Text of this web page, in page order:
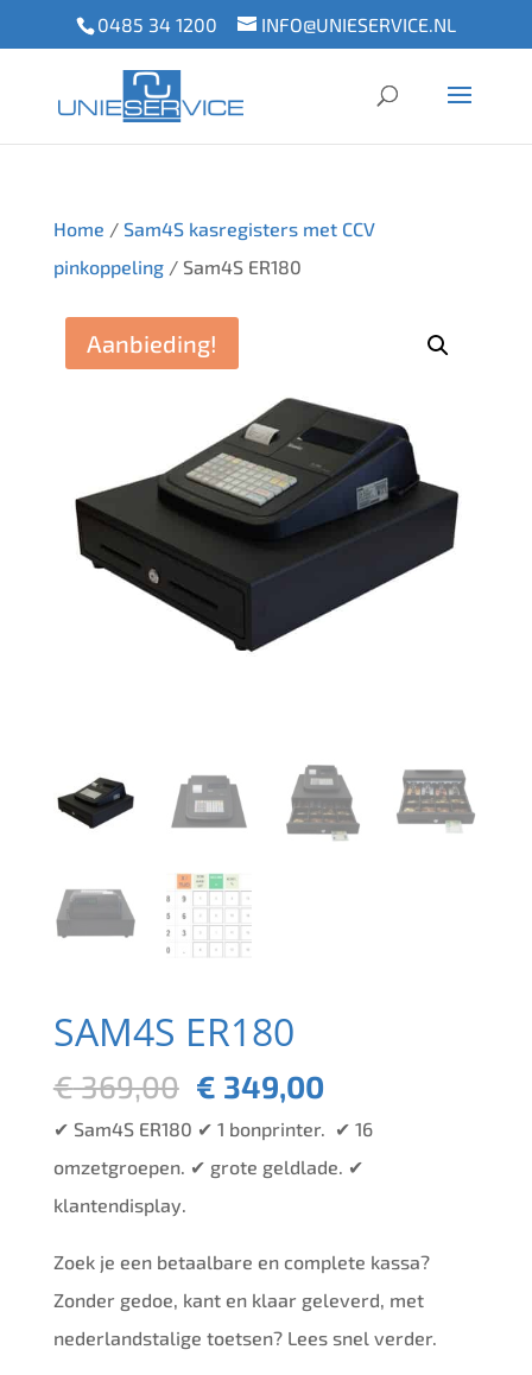
0485 34 1200 INFO@UNIESERVICE.NL
Home / Sam4S kasregisters met CCV
pinkoppeling/ Sam4S ER180
Aanbieding!
SAM4S ER180
€369,00 Oorspronkelijke
prijs
was:
€ 349,00Huidige
prijs
is:
✔ Sam4S ER180 ✔ 1 bonprinter. ✔ 16
omzetgroepen. ✔ grote geldlade. ✔
klantendisplay.
Zoek je een betaalbare en complete kassa?
Zonder gedoe, kant en klaar geleverd, met
nederlandstalige toetsen? Lees snel verder.